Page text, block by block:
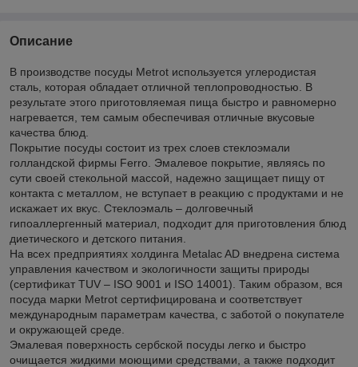
Описание
В производстве посуды Мetrot используется углеродистая
сталь, которая обладает отличной теплопроводностью. В
результате этого приготовляемая пища быстро и равномерно
нагревается, тем самым обеспечивая отличные вкусовые
качества блюд.
Покрытие посуды состоит из трех слоев стеклоэмали
голландской фирмы Ferro. Эмалевое покрытие, являясь по
сути своей стекольной массой, надежно защищает пищу от
контакта с металлом, не вступает в реакцию с продуктами и не
искажает их вкус. Стеклоэмаль – долговечный
гипоаллергенный материал, подходит для приготовления блюд
диетического и детского питания.
На всех предприятиях холдинга Metalac AD внедрена система
управления качеством и экологичности защиты природы
(сертификат TUV – ISO 9001 и ISO 14001). Таким образом, вся
посуда марки Мetrot сертифицирована и соответствует
международным параметрам качества, с заботой о покупателе
и окружающей среде.
Эмалевая поверхность сербской посуды легко и быстро
очищается жидкими моющими средствами, а также подходит